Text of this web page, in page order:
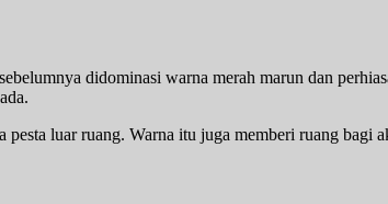
didominasi warna merah marun dan
luar ruang. Warna itu juga memberi ruang bagi